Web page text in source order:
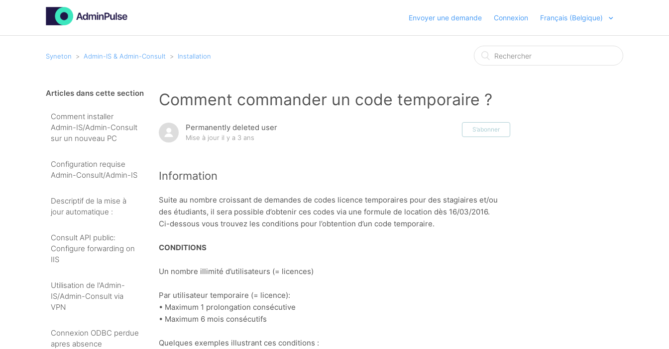
Envoyer une demande Connexion Français (Belgique)
Syneton Admin-IS & Admin-Consult Installation
Articles dans cette section
Comment installer
Admin-IS/Admin-Consult
sur un nouveau PC
Configuration requise
Admin-Consult/Admin-IS
Descriptif de la mise à
jour automatique :
Consult API public:
Configure forwarding on
IIS
Utilisation de l'Admin-
IS/Admin-Consult via
VPN
Connexion ODBC perdue
apres absence
Comment commander un code temporaire ?
Permanently deleted user
Mise à jour il y a 3 ans
S’abonner
Information
Suite au nombre croissant de demandes de codes licence temporaires pour des stagiaires et/ou
des étudiants, il sera possible d’obtenir ces codes via une formule de location dès 16/03/2016.
Ci-dessous vous trouvez les conditions pour l’obtention d’un code temporaire.
CONDITIONS
Un nombre illimité d’utilisateurs (= licences)
Par utilisateur temporaire (= licence):
• Maximum 1 prolongation consécutive
• Maximum 6 mois consécutifs
Quelques exemples illustrant ces conditions :